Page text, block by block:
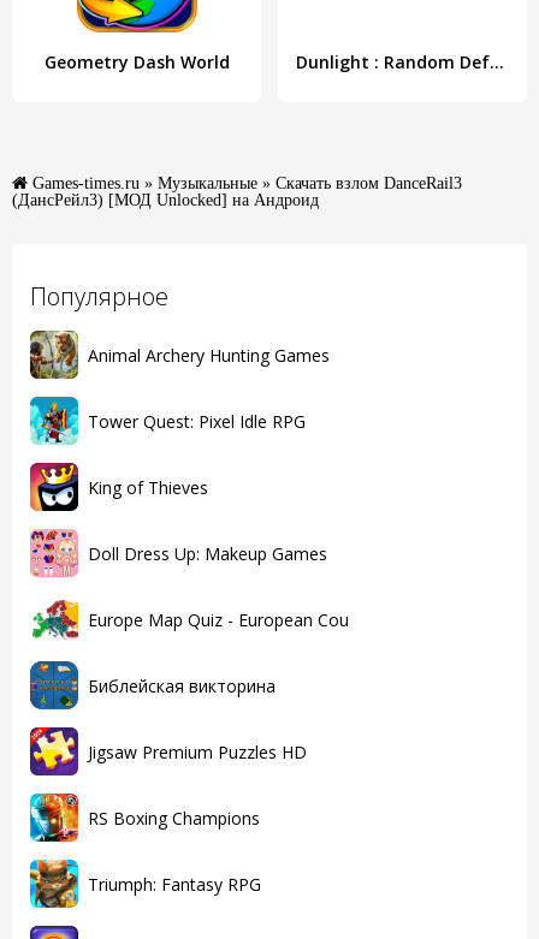
Популярное
Animal Archery Hunting Games
Tower Quest: Pixel Idle RPG
King of Thieves
Doll Dress Up: Makeup Games
Europe Map Quiz - European Cou
Библейская викторина
Jigsaw Premium Puzzles HD
RS Boxing Champions
Triumph: Fantasy RPG
Geometry Dash World Dunlight : Random Defense
Games-times.ru » Музыкальные » Скачать взлом DanceRail3
(ДансРейл3) [МОД Unlocked] на Андроид